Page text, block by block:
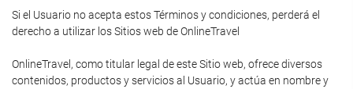
Si el Usuario no acepta estos Términos y condiciones, perderá el
derecho a utilizar los Sitios web de OnlineTravel
OnlineTravel, como titular legal de este Sitio web, ofrece diversos
contenidos, productos y servicios al Usuario, y actúa en nombre y